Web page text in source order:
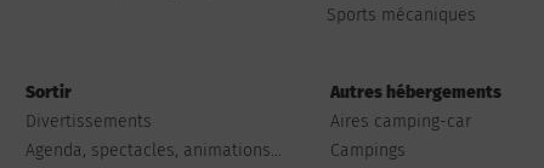
Sports mécaniques
Sortir
Divertissements
Agenda, spectacles, animations...
Autres hébergements
Aires camping-car
Campings